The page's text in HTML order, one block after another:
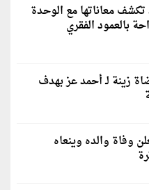
معاناتها مع الوحدة
بالعمود الفقري
زينة لـ أحمد عز بهدف
وفاة والده وينعاه